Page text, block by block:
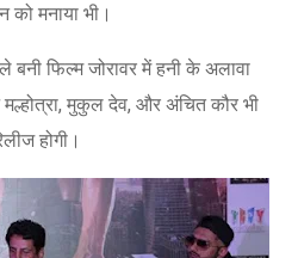
को मनाया भी।
बनी फिल्म जोरावर में हनी के अलावा
मुकुल देव, और अंचित कौर भी
होगी।